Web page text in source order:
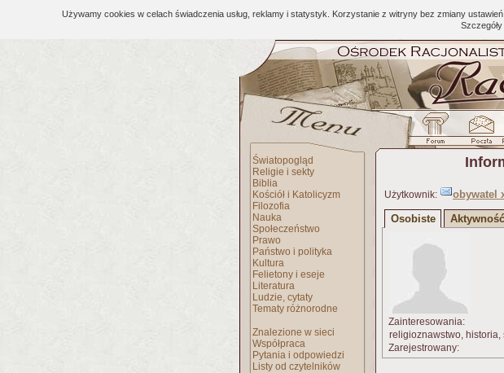
Używamy cookies w celach świadczenia usług, reklamy i statystyk. Korzystanie z witryny bez zmiany
Światopogląd
Religie i sekty
Biblia
Kościół i Katolicyzm
Filozofia
Nauka
Społeczeństwo
Prawo
Państwo i polityka
Kultura
Felietony i eseje
Literatura
Ludzie, cytaty
Tematy różnorodne
Znalezione w sieci
Współpraca
Pytania i odpowiedzi
Listy od czytelników
Użytkownik:
obywatel
Osobiste
Aktywność
Zainteresowania:
religioznawstwo, historia,
Zarejestrowany: